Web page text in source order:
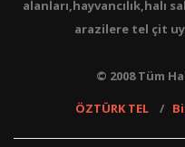
alanları,hayvancılık,halı
arazilere tel çit
© 2008 Tüm
ÖZTÜRK TEL /